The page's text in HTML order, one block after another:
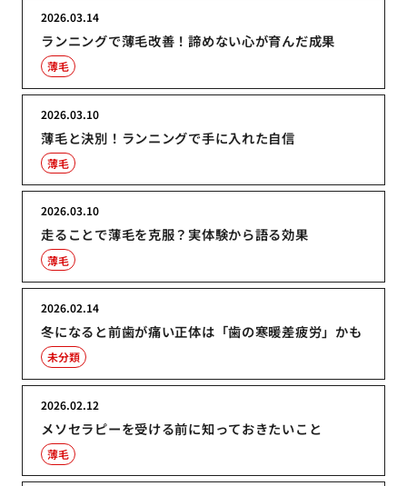
ランニングで薄毛改善！諦めない心が育んだ成果
2026.03.14
薄毛
薄毛と決別！ランニングで手に入れた自信
2026.03.10
薄毛
走ることで薄毛を克服？実体験から語る効果
2026.03.10
薄毛
冬になると前歯が痛い正体は「歯の寒暖差疲労」かも
2026.02.14
未分類
メソセラピーを受ける前に知っておきたいこと
2026.02.12
薄毛